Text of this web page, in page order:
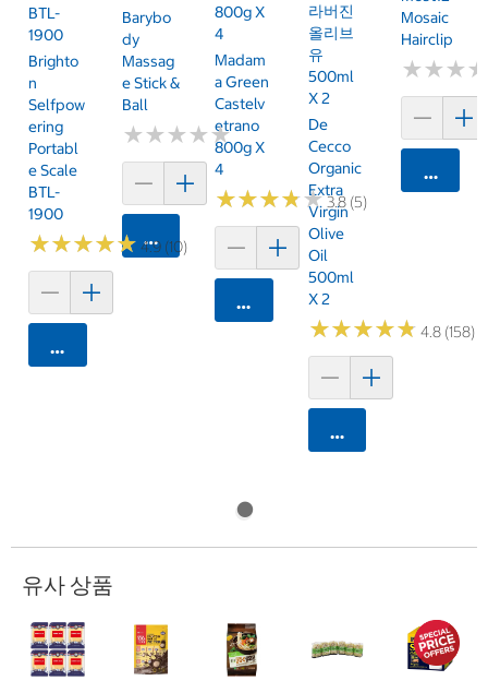
BTL-
1900
Brighto
N
Selfpow
Ering
Portabl
E Scale
BTL-
1900
★★★★★
★★★★★ 4.9 (10)
카트에 담기
Barybo
Dy
Massag
E Stick &
Ball
★★★★★
★★★★★
카트에 담기
800g X
4
Madam
A Green
Castelv
Etrano
800g X
4
★★★★★
★★★★★3.8 (5)
카트에 담기
라버진
올리브
유
500ml
X 2
De
Cecco
Organic
Extra
Virgin
Olive
Oil
500ml
X 2
★★★★★
★★★★★ 4.8 (158)
카트에 담기
Mosaic
Hairclip
★★★
★★★
카트에
유사 상품